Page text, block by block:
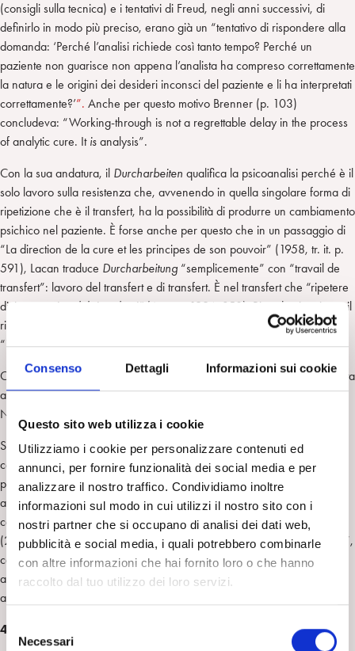
Consenso Dettagli Informazioni sui cookie
Questo sito web utilizza i cookie
Utilizziamo i cookie per personalizzare contenuti ed
annunci, per fornire funzionalità dei social media e per
analizzare il nostro traffico. Condividiamo inoltre
informazioni sul modo in cui utilizzi il nostro sito con i
nostri partner che si occupano di analisi dei dati web,
pubblicità e social media, i quali potrebbero combinarle
con altre informazioni che hai fornito loro o che hanno
raccolto dal tuo utilizzo dei loro servizi.
S
Necessari
(consigli sulla tecnica) e i tentativi di Freud, negli anni successivi, di
definirlo in modo più preciso, erano già un “tentativo di rispondere alla
domanda: ‘Perché l’analisi richiede così tanto tempo? Perché un
paziente non guarisce non appena l’analista ha compreso correttamente
la natura e le origini dei desideri inconsci del paziente e li ha interpretati
correttamente?’”. Anche per questo motivo Brenner (p. 103)
concludeva: “Working-through is not a regrettable delay in the process
of analytic cure. It is analysis”.
Con la sua andatura, il Durcharbeiten qualifica la psicoanalisi perché è il
solo lavoro sulla resistenza che, avvenendo in quella singolare forma di
ripetizione che è il transfert, ha la possibilità di produrre un cambiamento
psichico nel paziente. È forse anche per questo che in un passaggio di
“La direction de la cure et les principes de son pouvoir” (1958, tr. it. p.
591), Lacan traduce Durcharbeitung “semplicemente” con “travail de
transfert”: lavoro del transfert e di transfert. È nel transfert che “ripetere
diviene motivo del ricordarsi”(Assoun 1994, 350). Ricordarsi e vivere il
ricordo, ma differentementeda una pretesa ricostruzione del passato:
“Tutto / è ancora rimasto quale / mai l’avevo lasciato”.
Come ci si può rappresentare l’attitudine dell’analista che sostiene questa
attività del paziente? Necessariamente come un’altra forma di attività?
Non necessariamente.
Si potrebbe ad esempio pensare anche ad un’esperienza di tipo
complementare, che si compie quando l’analista non interpreta e non
parla; diremmo allora, con Guarnieri (2013, 31), che “la libera
attenzione fluttuante dell’analista nella seduta rappresenta al meglio la
condizione in cui avviene il rielaborare”. Oppure, seguendo Rolland
(2006), potremmo spingerci sino al formulare un “ascolto rielaborante”,
cogliendo così l’opportunità di farci aiutare dal rielaborare a identificare
alcune condizioni di un ascolto propriamente analitico, vale a dire di un
ascolto che “crea l’indirizzo transferale” (Scarfone 2020, 377).
4.